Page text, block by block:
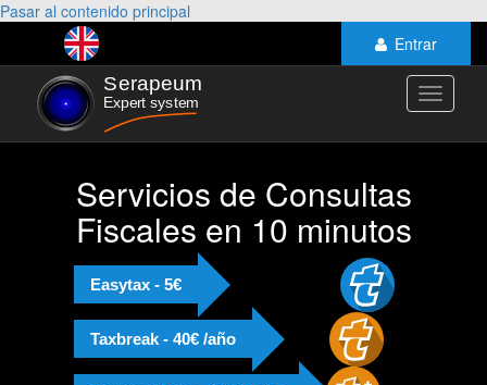
Pasar al contenido principal
Entrar
Toggle
Servicios de Consultas
Fiscales en 10 minutos
Easytax - 5€
Taxbreak - 40€ /año